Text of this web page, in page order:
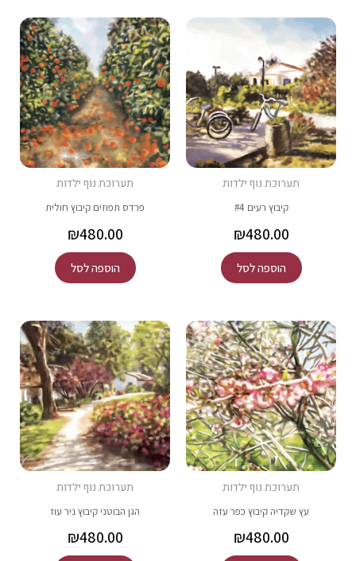
תערוכת נוף ילדות
קיבוץ רעים #4
₪480.00
הוספה לסל
תערוכת נוף ילדות
פרדס תפוזים קיבוץ חולית
₪480.00
הוספה לסל
תערוכת נוף ילדות
עץ שקדיה קיבוץ כפר עזה
₪480.00
תערוכת נוף ילדות
הגן הבוטני קיבוץ ניר עוז
₪480.00